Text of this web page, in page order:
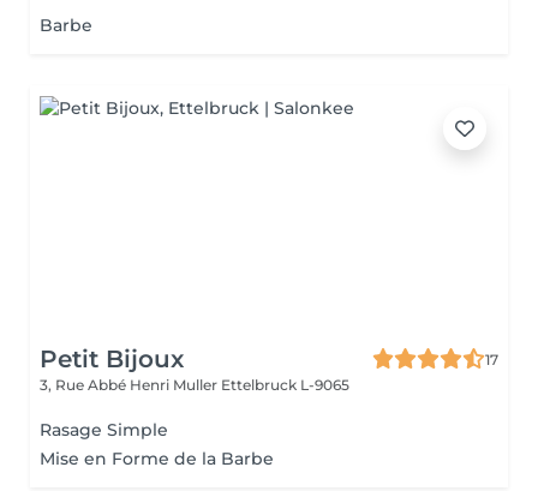
Barbe
Petit Bijoux
17
3, Rue Abbé Henri Muller Ettelbruck L-9065
Rasage Simple
Mise en Forme de la Barbe